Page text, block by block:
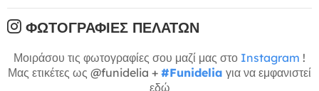
ΦΩΤΟΓΡΑΦΊΕΣ ΠΕΛΑΤΏΝ
Μοιράσου τις φωτογραφίες σου μαζί μας στο Instagram !
Μας ετικέτες ως @funidelia + #Funidelia για να εμφανιστεί
εδώ